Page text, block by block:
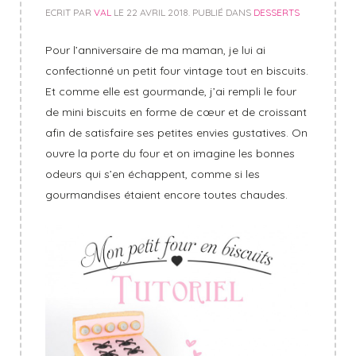
ECRIT PAR VAL LE 22 AVRIL 2018. PUBLIÉ DANS DESSERTS
Pour l’anniversaire de ma maman, je lui ai
confectionné un petit four vintage tout en biscuits.
Et comme elle est gourmande, j’ai rempli le four
de mini biscuits en forme de cœur et de croissant
afin de satisfaire ses petites envies gustatives. On
ouvre la porte du four et on imagine les bonnes
odeurs qui s’en échappent, comme si les
gourmandises étaient encore toutes chaudes.